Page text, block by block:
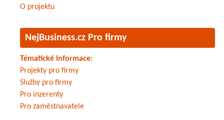
O projektu
NejBusiness.cz Pro firmy
Tématické informace:
Projekty pro firmy
Služby pro firmy
Pro inzerenty
Pro zaměstnavatele